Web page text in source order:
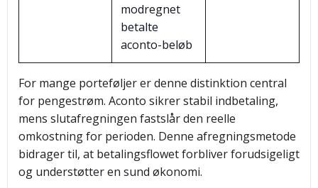
modregnet
betalte
aconto-beløb
For mange porteføljer er denne distinktion central
for pengestrøm. Aconto sikrer stabil indbetaling,
mens slutafregningen fastslår den reelle
omkostning for perioden. Denne afregningsmetode
bidrager til, at betalingsflowet forbliver forudsigeligt
og understøtter en sund økonomi.